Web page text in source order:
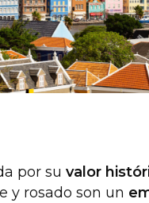
por su valor
y rosado son un